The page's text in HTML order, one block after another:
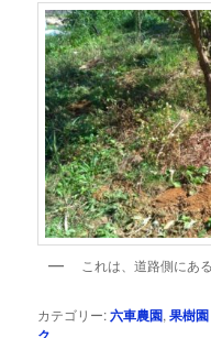
これは、道路側にあ
カテゴリー:六車農園,果樹園